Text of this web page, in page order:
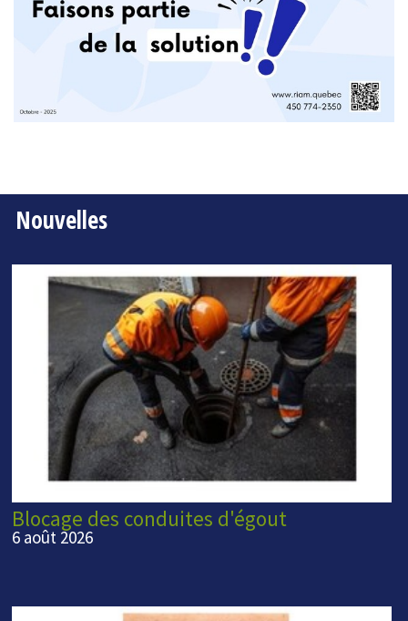
Nouvelles
Blocage des conduites d'égout
6 août 2026